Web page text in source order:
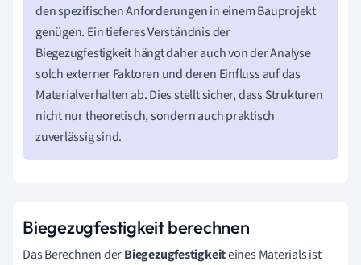
den spezifischen Anforderungen in einem Bauprojekt
genügen. Ein tieferes Verständnis der
Biegezugfestigkeit hängt daher auch von der Analyse
solch externer Faktoren und deren Einfluss auf das
Materialverhalten ab. Dies stellt sicher, dass Strukturen
nicht nur theoretisch, sondern auch praktisch
zuverlässig sind.
Biegezugfestigkeit berechnen
Das Berechnen derBiegezugfestigkeiteines Materials ist